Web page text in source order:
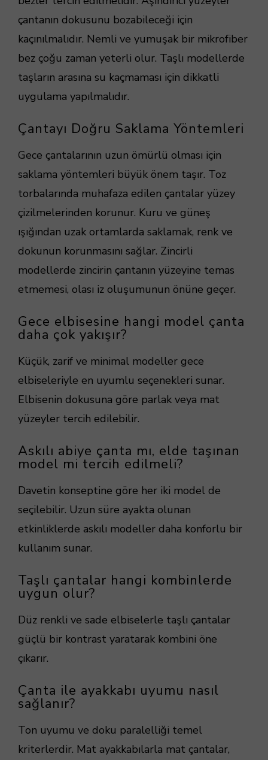
çantanın dokusunu bozabileceği için
kaçınılmalıdır. Nemli ve yumuşak bir mikrofiber
bez çoğu zaman yeterli olur. Taşlı modellerde
taşların arasına su kaçmaması için dikkatli
uygulama yapılmalıdır.
Çantayı Doğru Saklama Yöntemleri
Gece çantalarının uzun ömürlü olması için
saklama yöntemleri büyük önem taşır. Toz
torbalarında muhafaza edilen çantalar yüzey
çizilmelerinden korunur. Kuru ve güneş
ışığından uzak ortamlarda saklamak, renk ve
dokunun korunmasını sağlar. Zincirli
modellerde zincirin çantanın yüzeyine temas
etmemesi, olası iz oluşumunun önüne geçer.
Gece elbisesine hangi model çanta
daha çok yakışır?
Küçük, zarif ve minimal modeller gece
elbiseleriyle en uyumlu seçenekleri sunar.
Elbisenin dokusuna göre parlak veya mat
yüzeyler tercih edilebilir.
Askılı abiye çanta mı, elde taşınan
model mi tercih edilmeli?
Davetin konseptine göre her iki model de
seçilebilir. Uzun süre ayakta olunan
etkinliklerde askılı modeller daha konforlu bir
kullanım sunar.
Taşlı çantalar hangi kombinlerde
uygun olur?
Düz renkli ve sade elbiselerle taşlı çantalar
güçlü bir kontrast yaratarak kombini öne
çıkarır.
Çanta ile ayakkabı uyumu nasıl
sağlanır?
Ton uyumu ve doku paralelliği temel
kriterlerdir. Mat ayakkabılarla mat çantalar,